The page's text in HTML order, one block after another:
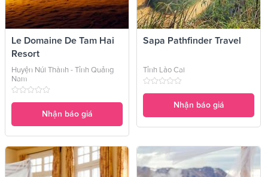
Le Domaine De Tam Hai
Resort
Huyện Núi Thành - Tỉnh Quảng
Nam
Nhận báo giá
Sapa Pathfinder Travel
Tỉnh Lào Cai
Nhận báo giá